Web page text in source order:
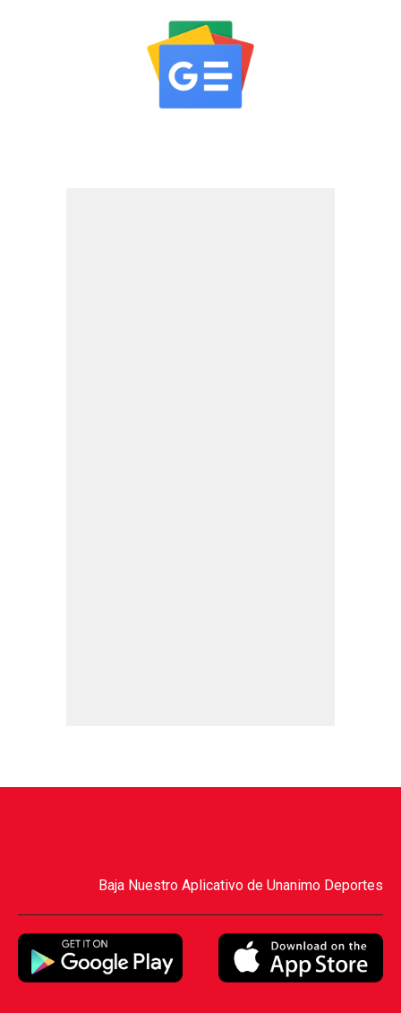
Baja Nuestro Aplicativo de Unanimo Deportes